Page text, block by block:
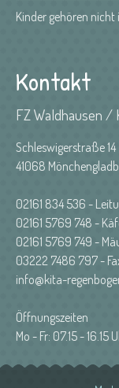
Kinder gehören nicht
Kontakt
FZ Waldhausen /
Schleswigerstraße 14
41068
02161 834 536 -
02161 5769 748 -
02161 5769 749 -
03222 7486 797 -
info@kita-
Öffnungszeiten
Mo - Fr: 07.15 - 16.15